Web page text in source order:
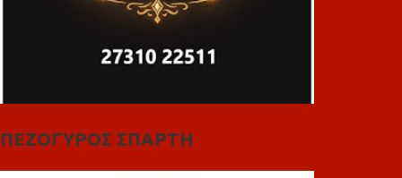
ΠΕΖΟΓΥΡΟΣ ΣΠΑΡΤΗ